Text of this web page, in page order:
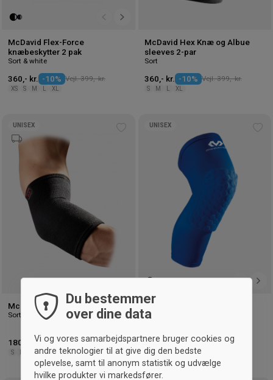
McDavid Flex-Force
knæbeskytter 2 pak
Sort & white
360,- kr. -10% Vejl. 399,- kr.
XS S M XL
McDavid Hex Knæ og Albue
sleeves 2-par
Sort
360,- kr. -10% Vejl. 399,- kr.
S M XL
UNISEX
McDavid Elastisk albue støtte
Sort & scarlet red
180,- kr. -10% Vejl. 199,- kr.
S XL
UNISEX
McDavid Hex Leg Sleeve
Kongeblå
405,- kr. -10% Vejl. 449,- kr.
S M L XL
Du bestemmer
over dine data
Vi og vores samarbejdspartnere bruger cookies og
andre teknologier til at give dig den bedste
oplevelse, samt til anonym statistik og udvælge
hvilke produkter vi markedsfører.